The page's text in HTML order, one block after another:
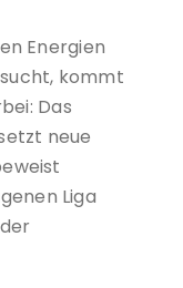
Energien
kommt
Das
neue
Liga